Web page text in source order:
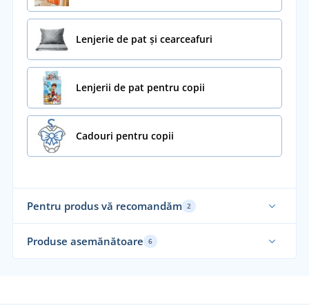
Lenjerie de pat și cearceafuri
Lenjerii de pat pentru copii
Cadouri pentru copii
Pentru produs vă recomandăm 2
Produse asemănătoare 6